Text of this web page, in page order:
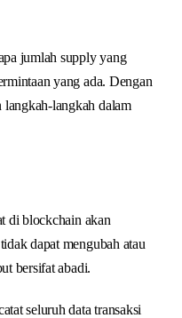
jumlah supply yang
yang ada. Dengan
langkah dalam
di blockchain akan
dapat mengubah atau
bersifat abadi.
seluruh data transaksi